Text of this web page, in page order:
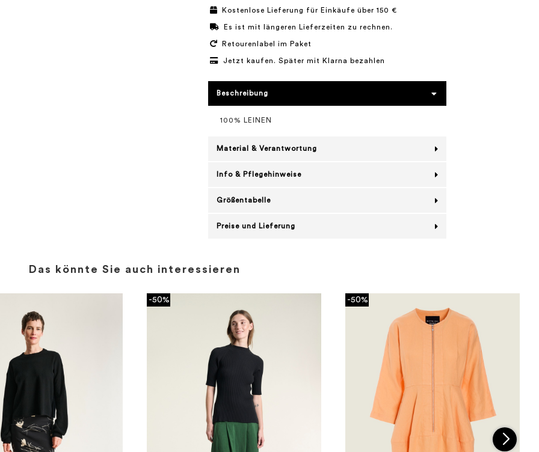
Kostenlose Lieferung für Einkäufe über 150 €
Es ist mit längeren Lieferzeiten zu rechnen.
Retourenlabel im Paket
Jetzt kaufen. Später mit Klarna bezahlen
Beschreibung
100% LEINEN
Material & Verantwortung
Info & Pflegehinweise
Größentabelle
Preise und Lieferung
Das könnte Sie auch interessieren
-50% -50%